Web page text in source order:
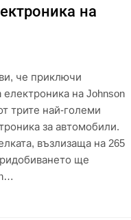
на
че приключи
на Johnson
трите най-големи
за автомобили.
възлизаща на 265
ще